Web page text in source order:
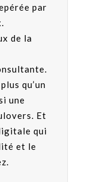
par
de la
qu’un
une
Et
qui
et le